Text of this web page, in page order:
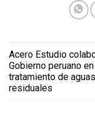
Acero Estudio
Gobierno peruano
tratamiento de aguas
residuales